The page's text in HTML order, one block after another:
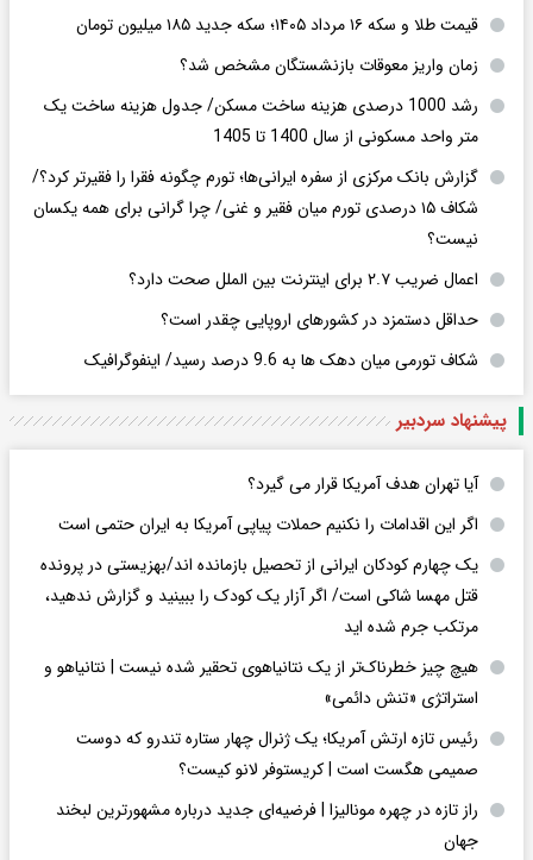
قیمت طلا و سکه ۱۶ مرداد ۱۴۰۵؛ سکه جدید ١٨۵ میلیون تومان
زمان واریز معوقات بازنشستگان مشخص شد؟
رشد 1000 درصدی هزینه ساخت مسکن/ جدول هزینه ساخت یک
متر واحد مسکونی از سال 1400 تا 1405
گزارش بانک مرکزی از سفره ایرانی‌ها؛ تورم چگونه فقرا را فقیرتر کرد؟/
شکاف ۱۵ درصدی تورم میان فقیر و غنی/ چرا گرانی برای همه یکسان
نیست؟
اعمال ضریب ۲.۷ برای اینترنت بین الملل صحت دارد؟
حداقل دستمزد در کشورهای اروپایی چقدر است؟
شکاف تورمی میان دهک ها به 9.6 درصد رسید/ اینفوگرافیک
پیشنهاد سردبیر
آیا تهران هدف آمریکا قرار می گیرد؟
اگر این اقدامات را نکنیم حملات پیاپی آمریکا به ایران حتمی است
یک چهارم کودکان ایرانی از تحصیل بازمانده اند/بهزیستی در پرونده
قتل مهسا شاکی است/ اگر آزار یک کودک را ببینید و گزارش ندهید،
مرتکب جرم شده اید
هیچ چیز خطرناک‌تر از یک نتانیاهوی تحقیر شده نیست | نتانیاهو و
استراتژی «تنش دائمی»
رئیس تازه ارتش آمریکا؛ یک ژنرال چهار ستاره تندرو که دوست
صمیمی هگست است | کریستوفر لانو کیست؟
راز تازه در چهره مونالیزا | فرضیه‌ای جدید درباره مشهورترین لبخند
جهان